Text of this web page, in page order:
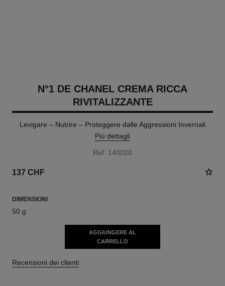
N°1 DE CHANEL CREMA RICCA
RIVITALIZZANTE
Levigare – Nutrire – Proteggere dalle Aggressioni Invernali
Più dettagli
Ref. 140020
137 CHF
DIMENSIONI
50 g
AGGIUNGERE AL
CARRELLO
Recensioni dei clienti